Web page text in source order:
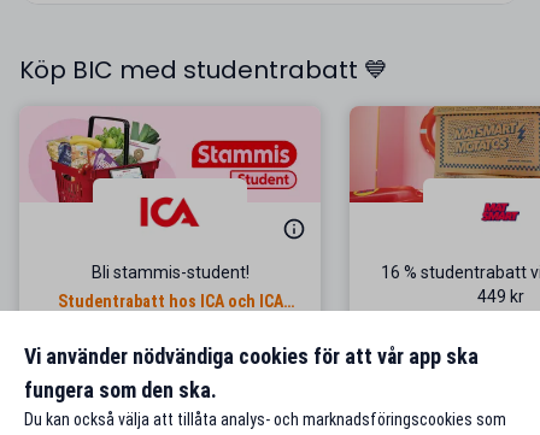
Köp BIC med studentrabatt 💙
Bli stammis-student!
Studentrabatt hos ICA och ICA
Till rabatten
16 % studentrabatt
449 kr
Vi använder nödvändiga cookies för att vår app ska
fungera som den ska.
Du kan också välja att tillåta analys- och marknadsföringscookies som